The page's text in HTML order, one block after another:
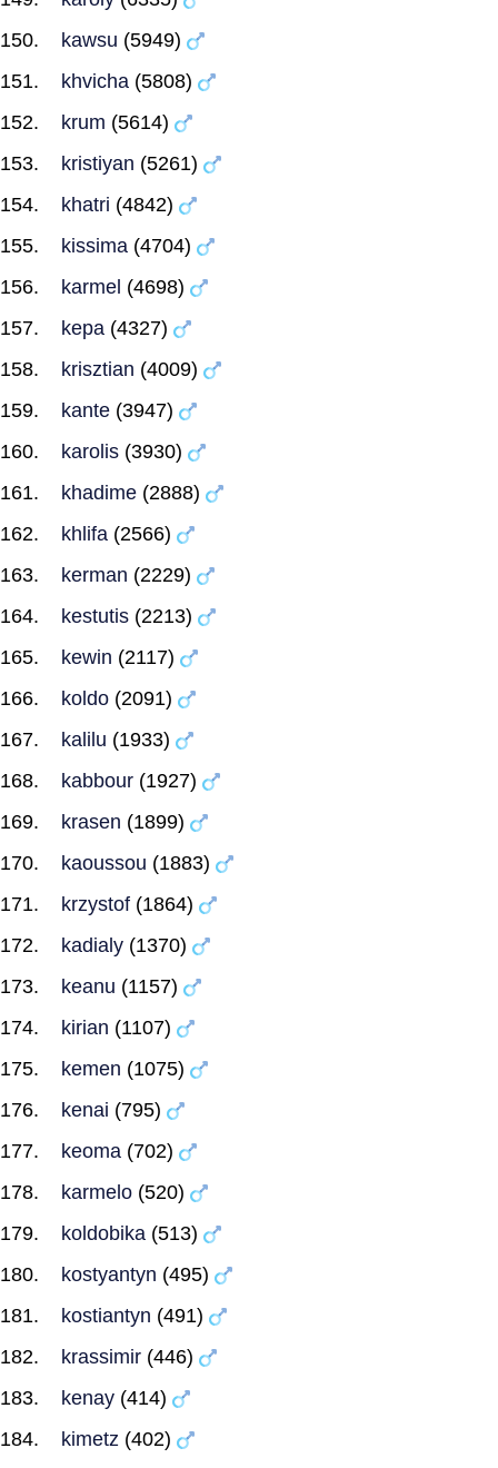
kawsu (5949)
khvicha (5808)
krum (5614)
kristiyan (5261)
khatri (4842)
kissima (4704)
karmel (4698)
kepa (4327)
krisztian (4009)
kante (3947)
karolis (3930)
khadime (2888)
khlifa (2566)
kerman (2229)
kestutis (2213)
kewin (2117)
koldo (2091)
kalilu (1933)
kabbour (1927)
krasen (1899)
kaoussou (1883)
krzystof (1864)
kadialy (1370)
keanu (1157)
kirian (1107)
kemen (1075)
kenai (795)
keoma (702)
karmelo (520)
koldobika (513)
kostyantyn (495)
kostiantyn (491)
krassimir (446)
kenay (414)
kimetz (402)